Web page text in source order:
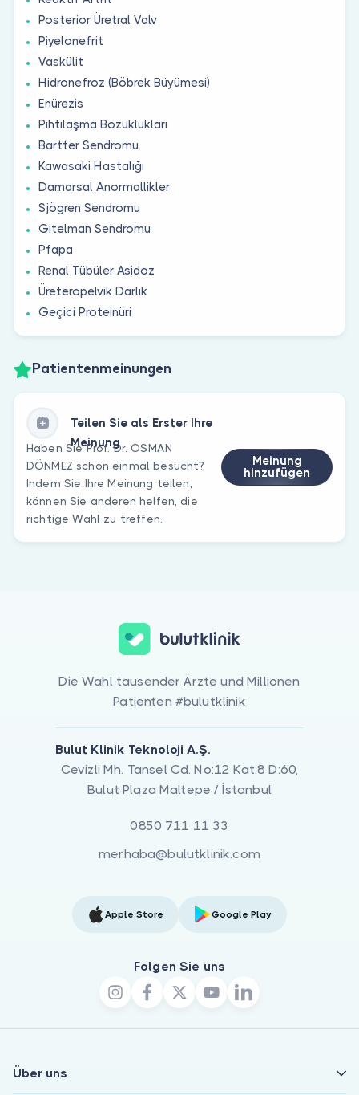
Posterior Üretral Valv
Piyelonefrit
Vaskülit
Hidronefroz (Böbrek Büyümesi)
Enürezis
Pıhtılaşma Bozuklukları
Bartter Sendromu
Kawasaki Hastalığı
Damarsal Anormallikler
Sjögren Sendromu
Gitelman Sendromu
Pfapa
Renal Tübüler Asidoz
Üreteropelvik Darlık
Geçici Proteinüri
Patientenmeinungen
Teilen Sie als Erster Ihre
Meinung
Haben Sie Prof. Dr. OSMAN
DÖNMEZ schon einmal besucht?
Indem Sie Ihre Meinung teilen,
können Sie anderen helfen, die
richtige Wahl zu treffen.
Meinung
hinzufügen
Die Wahl tausender Ärzte und Millionen
Patienten #bulutklinik
Bulut Klinik Teknoloji A.Ş.
Cevizli Mh. Tansel Cd. No:12 Kat:8 D:60,
Bulut Plaza Maltepe / İstanbul
0850 711 11 33
merhaba@bulutklinik.com
Apple Store Google Play
Folgen Sie uns
Über uns